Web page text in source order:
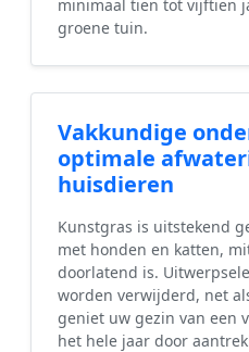
minimaal tien tot vijftien
groene tuin.
Vakkundige
optimale
huisdieren
Kunstgras is uitstekend
met honden en katten,
doorlatend is.
worden verwijderd, net
geniet uw gezin van een
het hele jaar door